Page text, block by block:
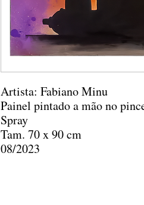
Artista: Fabiano Minu
Painel pintado a mão no
Spray
Tam. 70 x 90 cm
08/2023